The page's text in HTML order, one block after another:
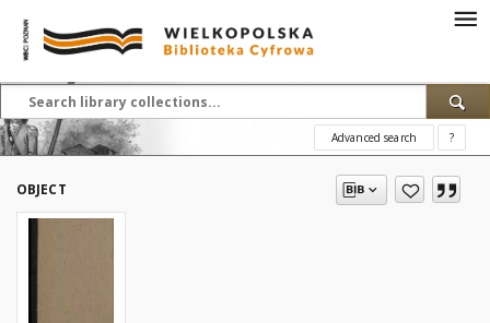
Advanced search ?
OBJECT